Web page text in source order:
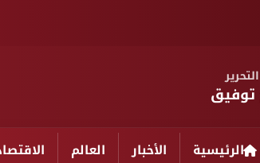
توفيق
الرئيسية الأخبار العالم